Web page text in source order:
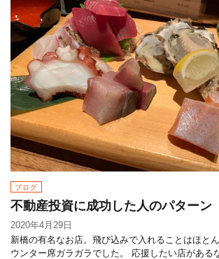
ブログ
不動産投資に成功した人のパターン
2020年4月29日
新橋の有名なお店。飛び込みで入れることはほと
ウンター席ガラガラでした。 応援したい店がある